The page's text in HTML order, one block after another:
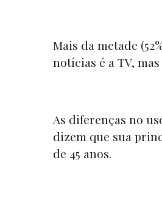
Mais da metade
notícias é a TV,
As diferenças no
dizem que sua
de 45 anos.